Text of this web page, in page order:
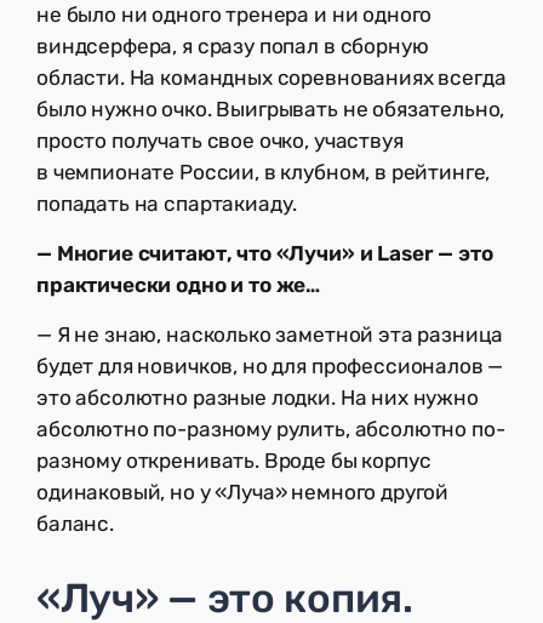
не было ни одного тренера и ни одного
виндсерфера, я сразу попал в сборную
области. На командных соревнованиях всегда
было нужно очко. Выигрывать не обязательно,
просто получать свое очко, участвуя
в чемпионате России, в клубном, в рейтинге,
попадать на спартакиаду.
— Многие считают, что «Лучи» и Laser — это
практически одно и то же…
— Я не знаю, насколько заметной эта разница
будет для новичков, но для профессионалов —
это абсолютно разные лодки. На них нужно
абсолютно по-разному рулить, абсолютно по-
разному откренивать. Вроде бы корпус
одинаковый, но у «Луча» немного другой
баланс.
«Луч» — это копия.